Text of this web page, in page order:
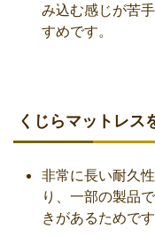
み込む感じが苦
すめです。
くじらマットレス
非常に長い耐久
り、一部の製品
きがあるためです